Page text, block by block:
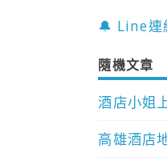
🔔 Line連
隨機文章
酒店小姐
高雄酒店